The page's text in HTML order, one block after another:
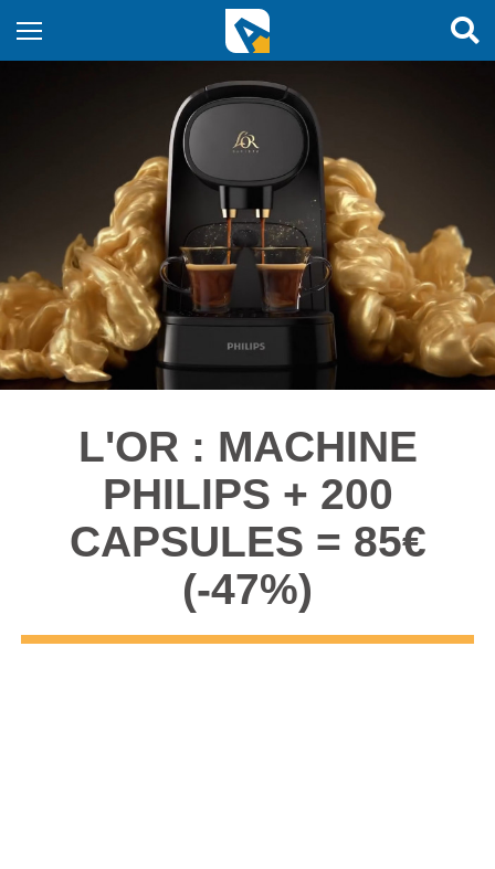
L'OR : MACHINE
PHILIPS + 200
CAPSULES = 85€
(-47%)